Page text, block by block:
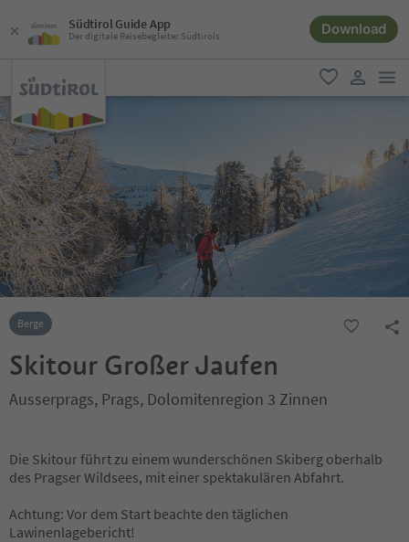
Südtirol Guide App
Der digitale Reisebegleiter Südtirols Download
favorit
user link
Berge
Skitour Großer Jaufen
Ausserprags, Prags, Dolomitenregion 3 Zinnen
Die Skitour führt zu einem wunderschönen Skiberg oberhalb
des Pragser Wildsees, mit einer spektakulären Abfahrt.
Achtung: Vor dem Start beachte den täglichen
Lawinenlagebericht!